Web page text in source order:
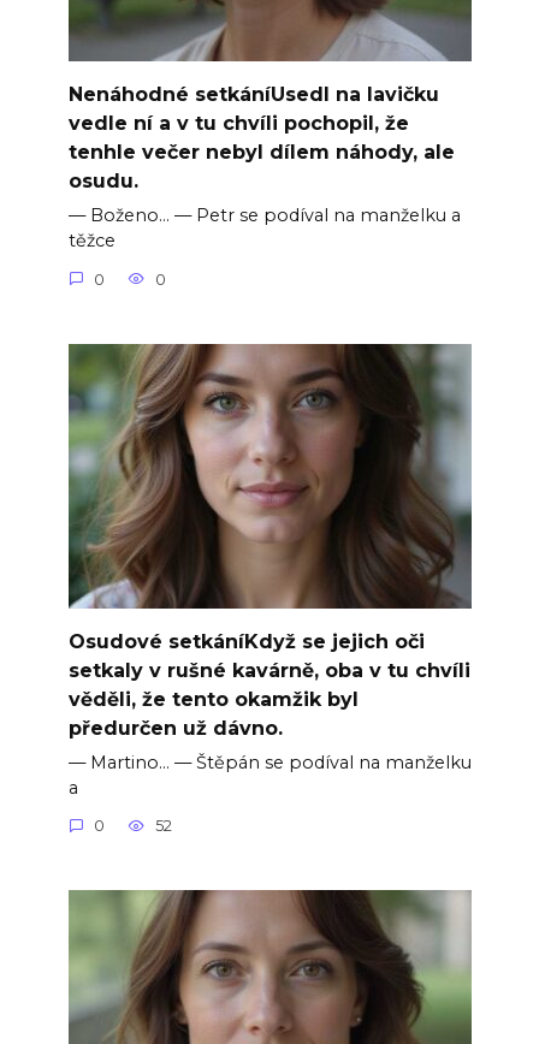
Nenáhodné setkáníUsedl na lavičku
vedle ní a v tu chvíli pochopil, že
tenhle večer nebyl dílem náhody, ale
osudu.
— Boženo… — Petr se podíval na manželku a
těžce
0 0
Osudové setkáníKdyž se jejich oči
setkaly v rušné kavárně, oba v tu chvíli
věděli, že tento okamžik byl
předurčen už dávno.
— Martino… — Štěpán se podíval na manželku
a
0 52